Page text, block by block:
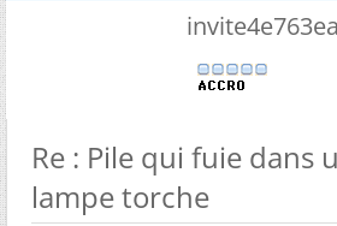
Re : Pile qui fuie dans
lampe torche